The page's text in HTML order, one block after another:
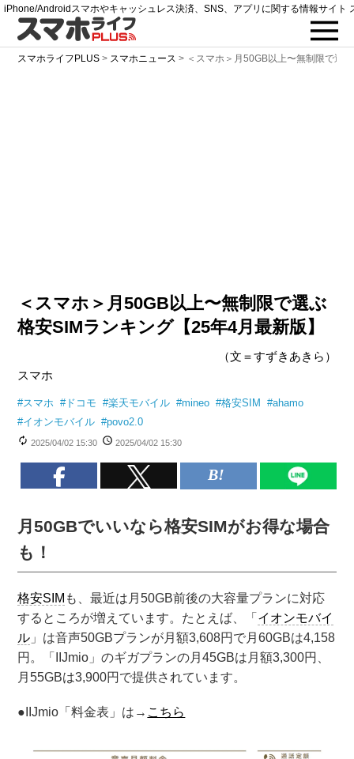
iPhone/Androidスマホやキャッシュレス決済、SNS、アプリに関する情報サイト
スマホライフPLUS > スマホニュース > ＜スマホ＞月50GB以上〜無制限で選
＜スマホ＞月50GB以上〜無制限で選ぶ
格安SIMランキング【25年4月最新版】
（文＝すずきあきら）
スマホ
#スマホ #ドコモ #楽天モバイル #mineo #格安SIM #ahamo
#イオンモバイル #povo2.0
2025/04/02 15:30 2025/04/02 15:30
月50GBでいいなら格安SIMがお得な場合
も！
格安SIM も、最近は月50GB前後の大容量プランに対応
するところが増えています。たとえば、「 イオンモバイ
ル 」は音声50GBプランが月額3,608円で月60GBは4,158
円。「IIJmio」のギガプランの月45GBは月額3,300円、
月55GBは3,900円で提供されています。
●IIJmio「料金表」は→ こちら